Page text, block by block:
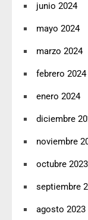
junio 2024
mayo 2024
marzo 2024
febrero 2024
enero 2024
diciembre
noviembre
octubre 2023
septiembre
agosto 2023